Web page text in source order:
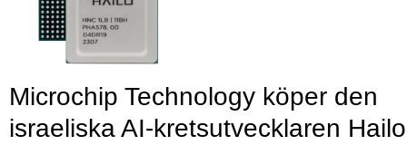
Microchip Technology köper den
israeliska AI-kretsutvecklaren